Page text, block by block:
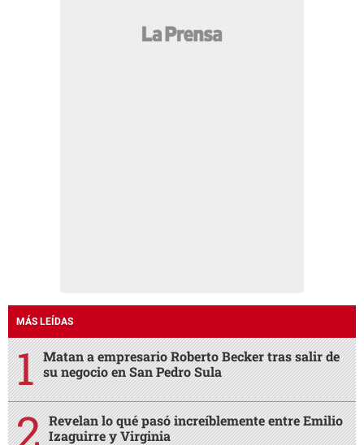
MÁS LEÍDAS
Matan a empresario Roberto Becker tras salir de
su negocio en San Pedro Sula
Revelan lo qué pasó increíblemente entre Emilio
Izaguirre y Virginia